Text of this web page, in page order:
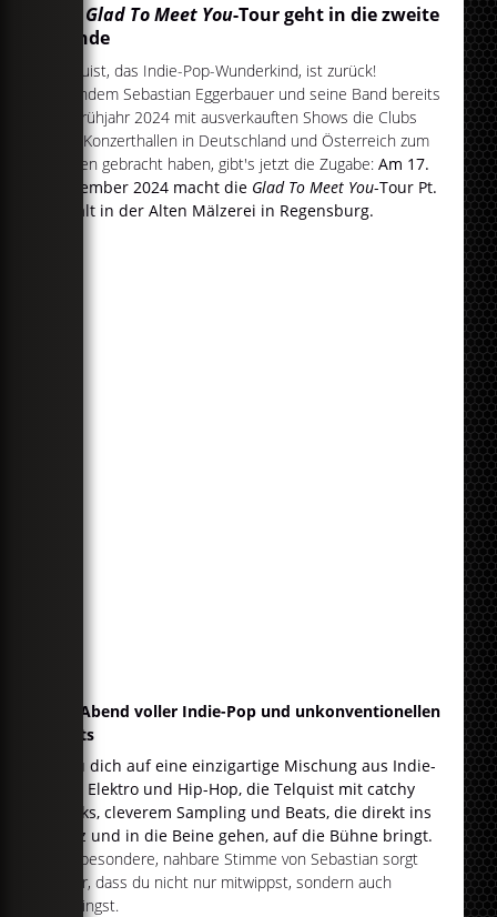
Glad To Meet You-Tour geht in die zweite
Runde
Telquist, das Indie-Pop-Wunderkind, ist zurück!
Nachdem Sebastian Eggerbauer und seine Band bereits
im Frühjahr 2024 mit ausverkauften Shows die Clubs
und Konzerthallen in Deutschland und Österreich zum
Beben gebracht haben, gibt's jetzt die Zugabe:Am 17.
Dezember 2024 macht die Glad To Meet You-Tour Pt.
II Halt in der Alten Mälzerei in Regensburg.
Ein Abend voller Indie-Pop und unkonventionellen
Beats
Freu dich auf eine einzigartige Mischung aus Indie-
Pop, Elektro und Hip-Hop, die Telquist mit catchy
Hooks, cleverem Sampling und Beats, die direkt ins
Herz und in die Beine gehen, auf die Bühne bringt.
Die besondere, nahbare Stimme von Sebastian sorgt
dafür, dass du nicht nur mitwippst, sondern auch
mitsingst.